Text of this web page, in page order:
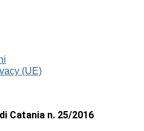
(UE)
Catania n. 25/2016